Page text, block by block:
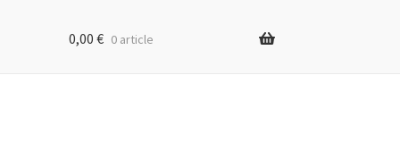
0,00 € 0 article